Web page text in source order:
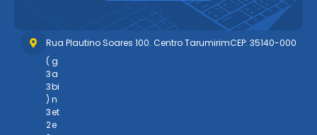
Rua Plautino Soares 100. Centro TarumirimCEP: 35140-000
(
3
3
)
3
2
g
a
bi
n
et
e